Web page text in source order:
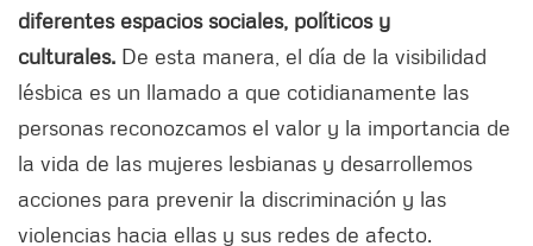
diferentes espacios sociales, políticos y
culturales. De esta manera, el día de la visibilidad
lésbica es un llamado a que cotidianamente las
personas reconozcamos el valor y la importancia de
la vida de las mujeres lesbianas y desarrollemos
acciones para prevenir la discriminación y las
violencias hacia ellas y sus redes de afecto.